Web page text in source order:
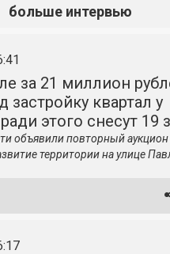
больше интервью
за 21 миллион
застройку квартал у
этого снесут 19
объявили повторный аукцион
территории на улице